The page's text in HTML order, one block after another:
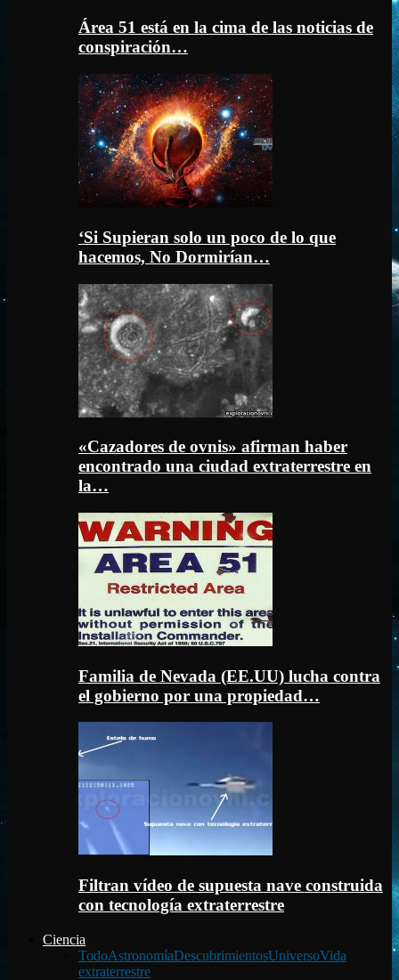
Área 51 está en la cima de las noticias de
conspiración…
‘Si Supieran solo un poco de lo que
hacemos, No Dormirían…
«Cazadores de ovnis» afirman haber
encontrado una ciudad extraterrestre en
la…
Familia de Nevada (EE.UU) lucha contra
el gobierno por una propiedad…
Filtran vídeo de supuesta nave construida
con tecnología extraterrestre
Ciencia
TodoAstronomíaDescubrimientosUniversoVida
extraterrestre